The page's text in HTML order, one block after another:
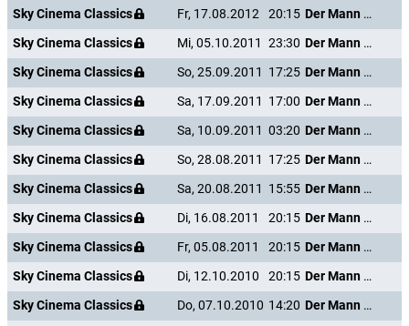
Sky Cinema Classics
Fr, 17.08.2012 20:15
Der Mann mit dem Glasauge
Sky Cinema Classics
Mi, 05.10.2011 23:30
Der Mann mit dem Glasauge
Sky Cinema Classics
So, 25.09.2011 17:25
Der Mann mit dem Glasauge
Sky Cinema Classics
Sa, 17.09.2011 17:00
Der Mann mit dem Glasauge
Sky Cinema Classics
Sa, 10.09.2011 03:20
Der Mann mit dem Glasauge
Sky Cinema Classics
So, 28.08.2011 17:25
Der Mann mit dem Glasauge
Sky Cinema Classics
Sa, 20.08.2011 15:55
Der Mann mit dem Glasauge
Sky Cinema Classics
Di, 16.08.2011 20:15
Der Mann mit dem Glasauge
Sky Cinema Classics
Fr, 05.08.2011 20:15
Der Mann mit dem Glasauge
Sky Cinema Classics
Di, 12.10.2010 20:15
Der Mann mit dem Glasauge
Sky Cinema Classics
Do, 07.10.2010 14:20
Der Mann mit dem Glasauge